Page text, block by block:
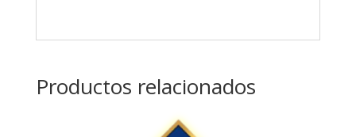
Productos relacionados